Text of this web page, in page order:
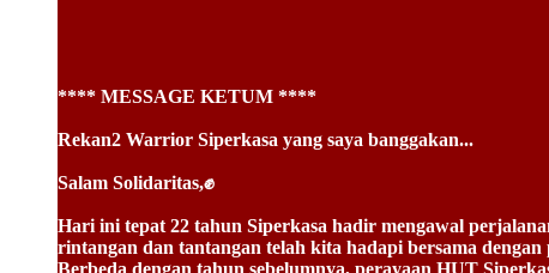
rintangan dan tantangan telah kita hadapi bersama dengan
Berbeda dengan tahun sebelumnya, perayaan HUT
tema yang kita usung tersebut memiliki makna bahwa :